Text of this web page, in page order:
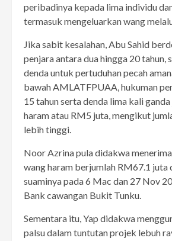
peribadinya kepada lima individu
termasuk mengeluarkan wang
Jika sabit kesalahan, Abu Sahid
penjara antara dua hingga 20 tahun,
denda untuk pertuduhan pecah
bawah AMLATFPUAA, hukuman
15 tahun serta denda lima kali
haram atau RM5 juta, mengikut
lebih tinggi.
Noor Azrina pula didakwa
wang haram berjumlah RM67.1 juta
suaminya pada 6 Mac dan 27 Nov
Bank cawangan Bukit Tunku.
Sementara itu, Yap didakwa
palsu dalam tuntutan projek lebuh